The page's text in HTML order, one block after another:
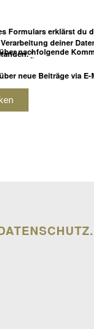
Formulars erklärst du
deiner
*
nachfolgende
neue Beiträge via E-